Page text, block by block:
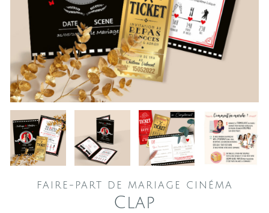
FAIRE-PART DE MARIAGE CINÉMA
Clap